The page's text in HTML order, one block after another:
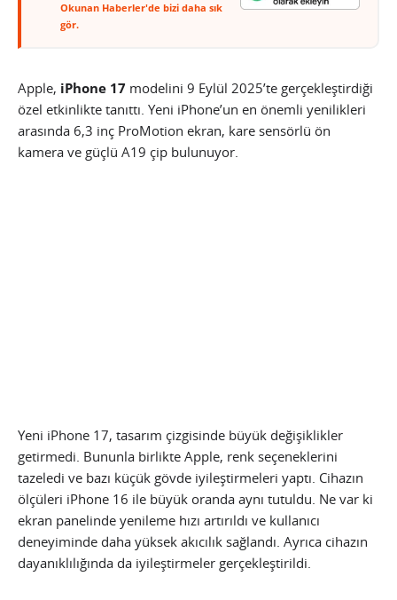
Okunan Haberler'de bizi daha sık
gör.
Apple, iPhone 17 modelini 9 Eylül 2025’te gerçekleştirdiği
özel etkinlikte tanıttı. Yeni iPhone’un en önemli yenilikleri
arasında 6,3 inç ProMotion ekran, kare sensörlü ön
kamera ve güçlü A19 çip bulunuyor.
Yeni iPhone 17, tasarım çizgisinde büyük değişiklikler
getirmedi. Bununla birlikte Apple, renk seçeneklerini
tazeledi ve bazı küçük gövde iyileştirmeleri yaptı. Cihazın
ölçüleri iPhone 16 ile büyük oranda aynı tutuldu. Ne var ki
ekran panelinde yenileme hızı artırıldı ve kullanıcı
deneyiminde daha yüksek akıcılık sağlandı. Ayrıca cihazın
dayanıklılığında da iyileştirmeler gerçekleştirildi.